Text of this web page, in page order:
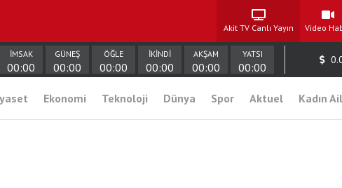
Akit TV Canlı Yayın Video
İMSAK
00:00
GÜNEŞ
00:00
ÖĞLE
00:00
İKİNDİ
00:00
AKŞAM
00:00
YATSI
00:00
Ekonomi Teknoloji Dünya Spor Aktuel Kadın